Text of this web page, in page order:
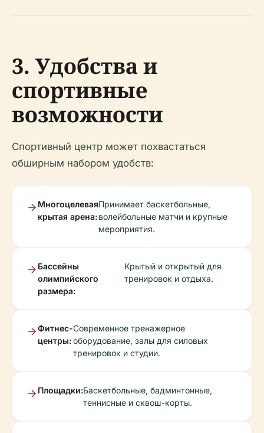
3. Удобства и
спортивные
возможности
Спортивный центр может похвастаться
обширным набором удобств:
Многоцелевая
крытая арена:
Принимает баскетбольные,
волейбольные матчи и крупные
мероприятия.
Бассейны
олимпийского
размера:
Крытый и открытый для
тренировок и отдыха.
Фитнес-
центры:
Современное тренажерное
оборудование, залы для силовых
тренировок и студии.
Площадки:Баскетбольные, бадминтонные,
теннисные и сквош-корты.